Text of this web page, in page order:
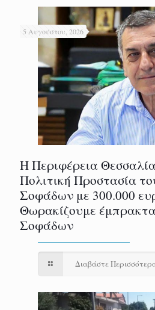
5 Αυγούστου, 2026
Η Περιφέρεια
Πολιτική Προστασία
Σοφάδων με 300.000
Θωρακίζουμε
Σοφάδων
Διαβάστε